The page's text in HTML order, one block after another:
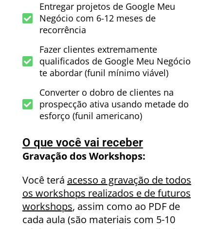
Entregar projetos de Google Meu
Negócio com 6-12 meses de
recorrência
Fazer clientes extremamente
qualificados de Google Meu Negócio
te abordar (funil mínimo viável)
Converter o dobro de clientes na
prospecção ativa usando metade do
esforço (funil americano)
O que você vai receber
Gravação dos Workshops:
Você terá acesso a gravação de todos
os workshops realizados e de futuros
workshops, assim como ao PDF de
cada aula (são materiais com 5-10